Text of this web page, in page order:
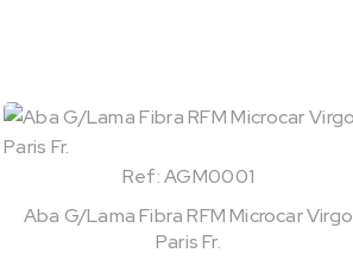
Ref: AGM0001
Aba G/Lama Fibra RFM Microcar Virgo
Paris Fr.